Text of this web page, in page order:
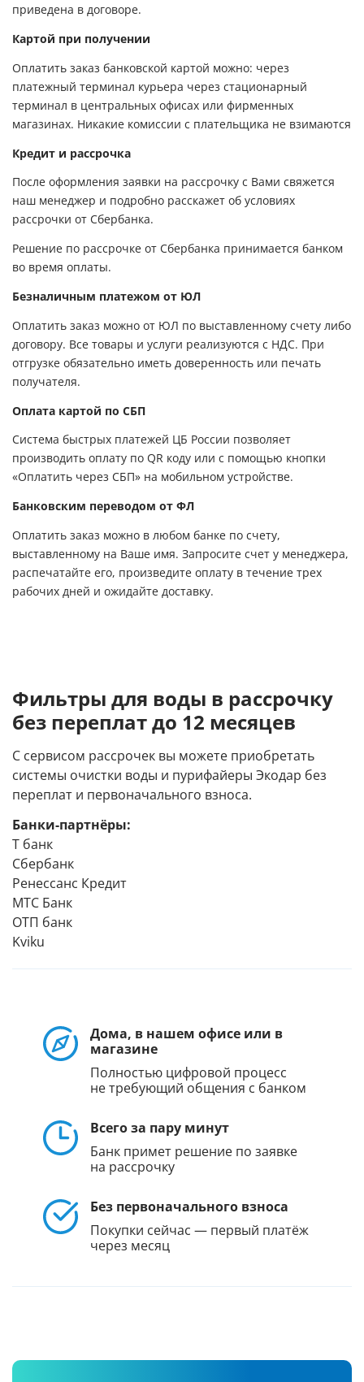
приведена в договоре.
Картой при получении
Оплатить заказ банковской картой можно: через
платежный терминал курьера через стационарный
терминал в центральных офисах или фирменных
магазинах. Никакие комиссии с плательщика не взимаются
Кредит и рассрочка
После оформления заявки на рассрочку с Вами свяжется
наш менеджер и подробно расскажет об условиях
рассрочки от Сбербанка.
Решение по рассрочке от Сбербанка принимается банком
во время оплаты.
Безналичным платежом от ЮЛ
Оплатить заказ можно от ЮЛ по выставленному счету либо
договору. Все товары и услуги реализуются с НДС. При
отгрузке обязательно иметь доверенность или печать
получателя.
Оплата картой по СБП
Система быстрых платежей ЦБ России позволяет
производить оплату по QR коду или с помощью кнопки
«Оплатить через СБП» на мобильном устройстве.
Банковским переводом от ФЛ
Оплатить заказ можно в любом банке по счету,
выставленному на Ваше имя. Запросите счет у менеджера,
распечатайте его, произведите оплату в течение трех
рабочих дней и ожидайте доставку.
Фильтры для воды в рассрочку
без переплат до 12 месяцев
С сервисом рассрочек вы можете приобретать
системы очистки воды и пурифайеры Экодар без
переплат и первоначального взноса.
Банки-партнёры:
Т банк
Сбербанк
Ренессанс Кредит
МТС Банк
ОТП банк
Kviku
Дома, в нашем офисе или в
магазине
Полностью цифровой процесс
не требующий общения с банком
Всего за пару минут
Банк примет решение по заявке
на рассрочку
Без первоначального взноса
Покупки сейчас — первый платёж
через месяц